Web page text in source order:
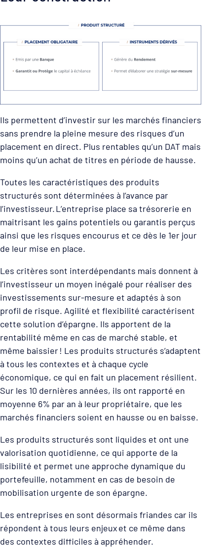
Ils permettent d’investir sur les marchés financiers
sans prendre la pleine mesure des risques d’un
placement en direct. Plus rentables qu’un DAT mais
moins qu’un achat de titres en période de hausse.
Toutes les caractéristiques des produits
structurés sont déterminées à l’avance par
l’investisseur. L’entreprise place sa trésorerie en
maitrisant les gains potentiels ou garantis perçus
ainsi que les risques encourus et ce dès le 1er jour
de leur mise en place.
Les critères sont interdépendants mais donnent à
l’investisseur un moyen inégalé pour réaliser des
investissements sur-mesure et adaptés à son
profil de risque. Agilité et flexibilité caractérisent
cette solution d’épargne. Ils apportent de la
rentabilité même en cas de marché stable, et
même baissier ! Les produits structurés s’adaptent
à tous les contextes et à chaque cycle
économique, ce qui en fait un placement résilient.
Sur les 10 dernières années, ils ont rapporté en
moyenne 6% par an à leur propriétaire, que les
marchés financiers soient en hausse ou en baisse.
Les produits structurés sont liquides et ont une
valorisation quotidienne, ce qui apporte de la
lisibilité et permet une approche dynamique du
portefeuille, notamment en cas de besoin de
mobilisation urgente de son épargne.
Les entreprises en sont désormais friandes car ils
répondent à tous leurs enjeux et ce même dans
des contextes difficiles à appréhender.